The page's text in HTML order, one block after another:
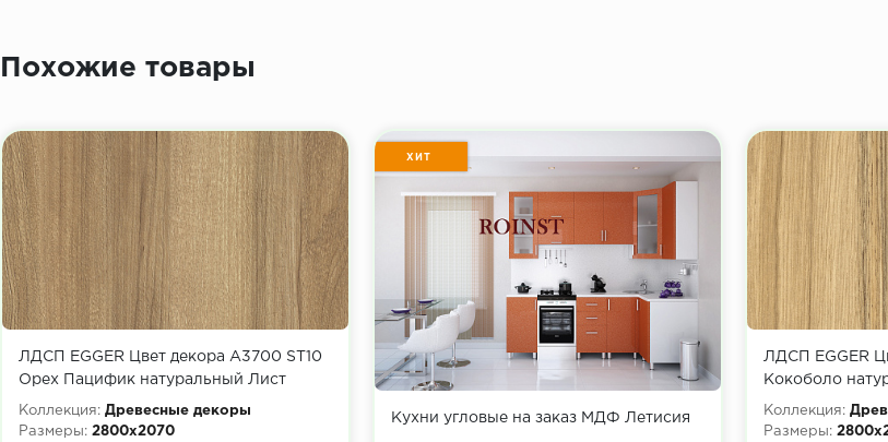
Похожие товары
ЛДСП EGGER Цвет декора A3700 ST10
Орех Пацифик натуральный Лист
2800x2070х16 мм
Коллекция: Древесные декоры
Размеры: 2800x2070
ХИТ
Кухни угловые на заказ МДФ Летисия
ЛДСП EGGER
Кокоболо
2800x2070х16
Коллекция:
Размеры: